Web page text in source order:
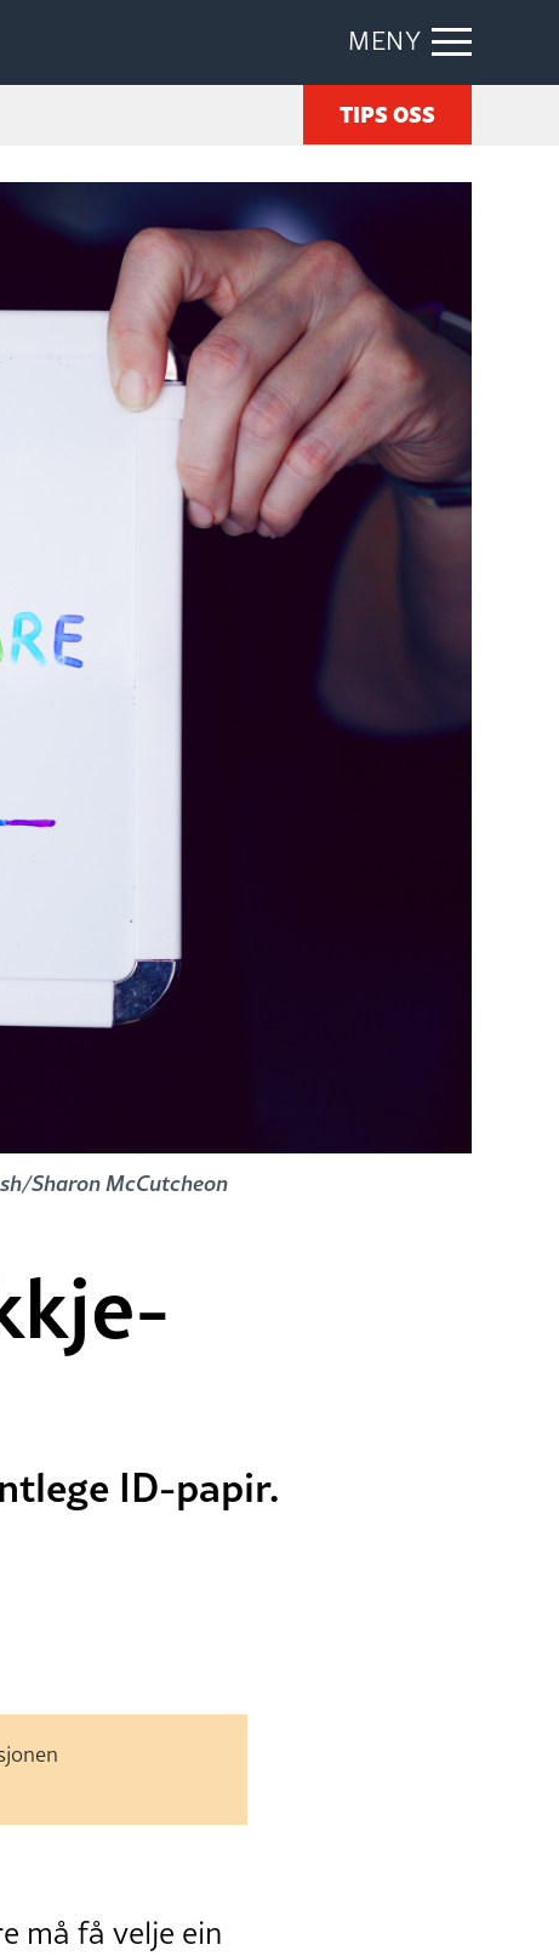
MENY
TIPS OSS
Sharon McCutcheon
ID-papir.
må få velje ein